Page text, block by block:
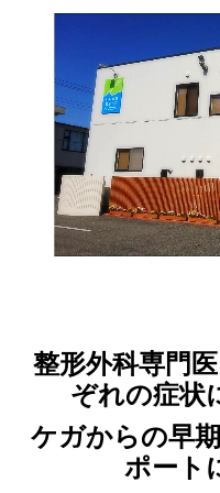
個人情報保護方針
整形外科専門
ぞれの症状
ケガからの早
ポート